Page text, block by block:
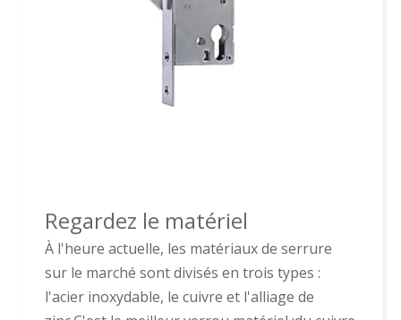
Regardez le matériel
À l'heure actuelle, les matériaux de serrure
sur le marché sont divisés en trois types :
l'acier inoxydable, le cuivre et l'alliage de